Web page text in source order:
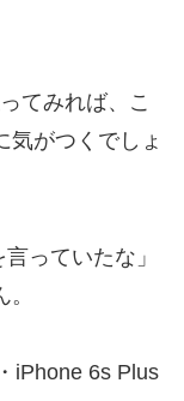
てみれば、こ
気がつくでしょ
っていたな」
iPhone 6s Plus